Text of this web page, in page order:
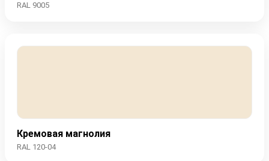
RAL 9005
Кремовая магнолия
RAL 120-04